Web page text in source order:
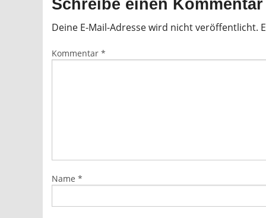
Schreibe einen Kommentar
Deine E-Mail-Adresse wird nicht veröffentlicht.
Kommentar *
Name *